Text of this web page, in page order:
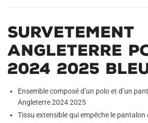
Survetement
Angleterre
2024 2025
Ensemble composé d’un polo et d’un
Angleterre 2024 2025
Tissu extensible qui empêche le pantalon